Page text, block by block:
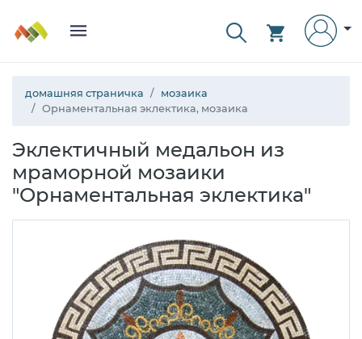
домашняя страничка
мозаика
Орнаментальная эклектика, мозаика
Эклектичный медальон из
мраморной мозаики
"Орнаментальная эклектика"